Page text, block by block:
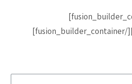
[/fusion_text][/fusion_builder_column]